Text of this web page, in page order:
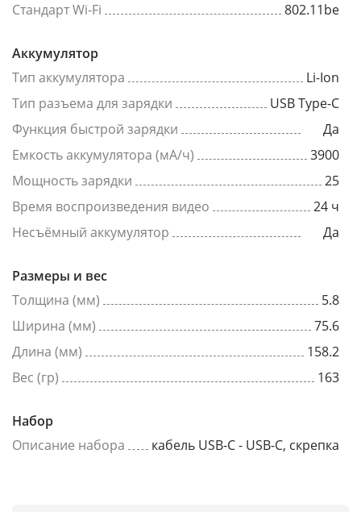
Стандарт Wi-Fi
802.11be
Аккумулятор
Тип аккумулятора
Li-Ion
Тип разъема для зарядки
USB Type-C
Функция быстрой зарядки
Да
Емкость аккумулятора (мА/ч)
3900
Мощность зарядки
25
Время воспроизведения видео
24 ч
Несъёмный аккумулятор
Да
Размеры и вес
Толщина (мм)
5.8
Ширина (мм)
75.6
Длина (мм)
158.2
Вес (гр)
163
Набор
Описание набора
кабель USB-C - USB-C, скрепка